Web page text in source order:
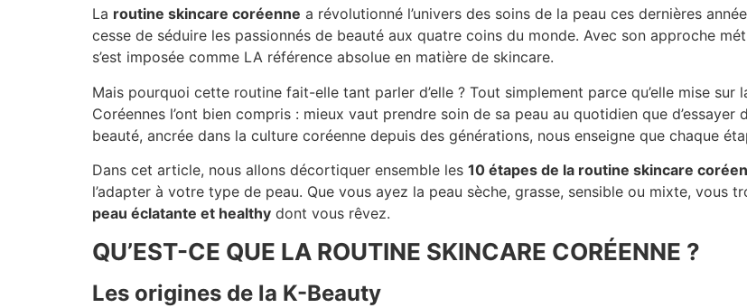
La routine skincare coréenne a révolutionné l’univers des soins de la peau ces dernières
cesse de séduire les passionnés de beauté aux quatre coins du monde. Avec son approche
s’est imposée comme LA référence absolue en matière de skincare.
Mais pourquoi cette routine fait-elle tant parler d’elle ? Tout simplement parce qu’elle mise sur
Coréennes l’ont bien compris : mieux vaut prendre soin de sa peau au quotidien que
beauté, ancrée dans la culture coréenne depuis des générations, nous enseigne que chaque
Dans cet article, nous allons décortiquer ensemble les 10 étapes de la routine skincare
l’adapter à votre type de peau. Que vous ayez la peau sèche, grasse, sensible ou mixte,
peau éclatante et healthy dont vous rêvez.
QU’EST-CE QUE LA ROUTINE SKINCARE CORÉENNE ?
Les origines de la K-Beauty